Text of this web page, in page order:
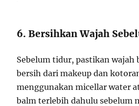
6. Bersihkan Wajah
Sebelum tidur, pastikan wajah
bersih dari makeup dan
menggunakan micellar water
balm terlebih dahulu sebelum